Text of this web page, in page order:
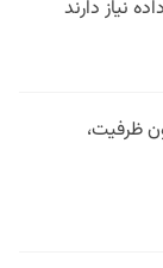
نیاز دارند
ظرفیت،